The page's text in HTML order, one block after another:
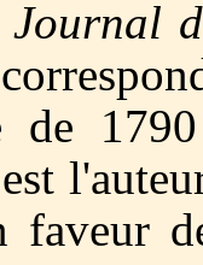
Journal
de
faveur